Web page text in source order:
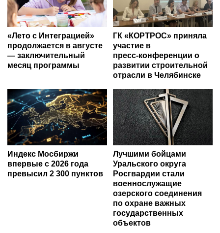
«Лето с Интеграцией»
продолжается в августе
— заключительный
месяц программы
ГК «КОРТРОС» приняла
участие в
пресс‑конференции о
развитии строительной
отрасли в Челябинске
Индекс Мосбиржи
впервые с 2026 года
превысил 2 300 пунктов
Лучшими бойцами
Уральского округа
Росгвардии стали
военнослужащие
озерского соединения
по охране важных
государственных
объектов